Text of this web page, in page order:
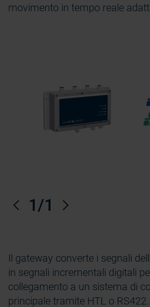
movimento in tempo reale
Precedente
1/1
Il gateway converte i segnali
in segnali incrementali digitali
collegamento a un sistema di
principale tramite HTL o RS422.